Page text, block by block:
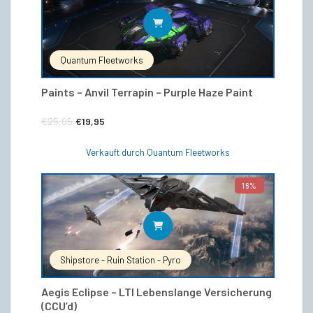
Quantum Fleetworks
Paints – Anvil Terrapin – Purple Haze Paint
€25,95 Ursprünglicher
€25,95
€19,95
€19,95.
IN DEN WARENKORB
Verkauft durch Quantum Fleetworks
16%
Shipstore - Ruin Station - Pyro
Aegis Eclipse – LTI Lebenslange Versicherung
(CCU’d)
IN DEN WARENKORB